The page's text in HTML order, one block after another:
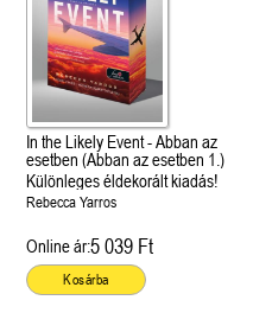
In the Likely Event - Abban az
esetben (Abban az esetben 1.)
Különleges éldekorált kiadás!
Rebecca Yarros
Online ár:5 039 Ft
Kosárba